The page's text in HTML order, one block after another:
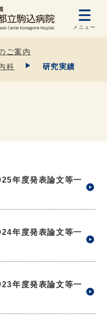
メニュー
ご案内
科 研究実績
年度発表論文等一
年度発表論文等一
年度発表論文等一